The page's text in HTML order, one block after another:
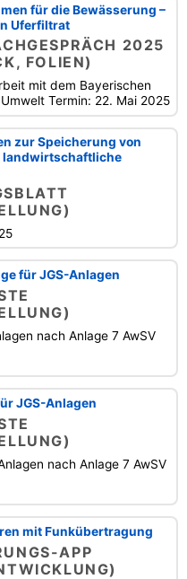
für die Bewässerung –
Uferfiltrat
2025
FOLIEN)
mit dem Bayerischen
Termin: 22. Mai 2025
zur Speicherung von
landwirtschaftliche
für JGS-Anlagen
nach Anlage 7 AwSV
JGS-Anlagen
nach Anlage 7 AwSV
mit Funkübertragung
APP